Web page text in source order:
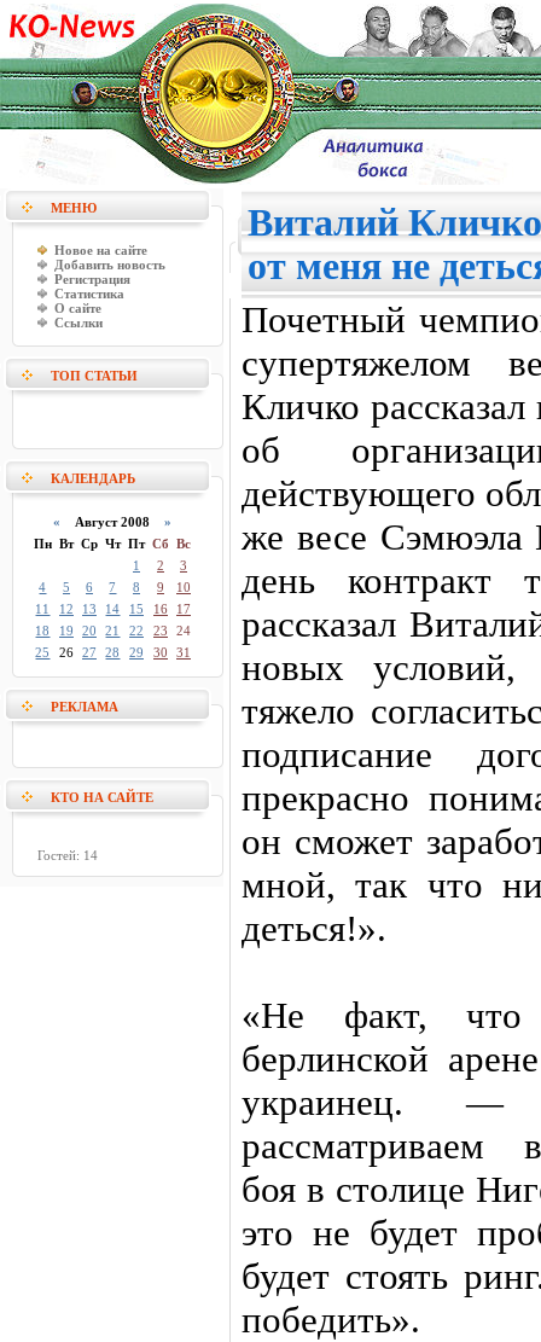
МЕНЮ
Новое на сайте
Добавить новость
Регистрация
Статистика
О сайте
Ссылки
ТОП СТАТЬИ
КАЛЕНДАРЬ
« Август 2008 »
Пн Вт Ср Чт Пт Сб Вс
1
2
3
4
5 6 7 8 9
10
11
12 13 14 15 16
17
18
19 20 21 22 23
24
25
26 27 28 29 30 31
РЕКЛАМА
КТО НА САЙТЕ
Гостей: 14
Виталий
от меня не
Почетный
супертяжелом
Кличко
об
действующего
же весе Сэмюэла
день
рассказал
новых
тяжело
подписание
прекрасно
он сможет
мной, так что
деться!».
«Не факт, что
берлинской
украинец. —
рассматриваем
боя в столице
это не будет
будет стоять
победить».